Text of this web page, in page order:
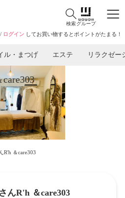
検索グループ
/ ログイン してお買い物するとポイントがたまる！
ル・まつげ エステ リラクゼー
R'h ＆care303
んR'h ＆care303